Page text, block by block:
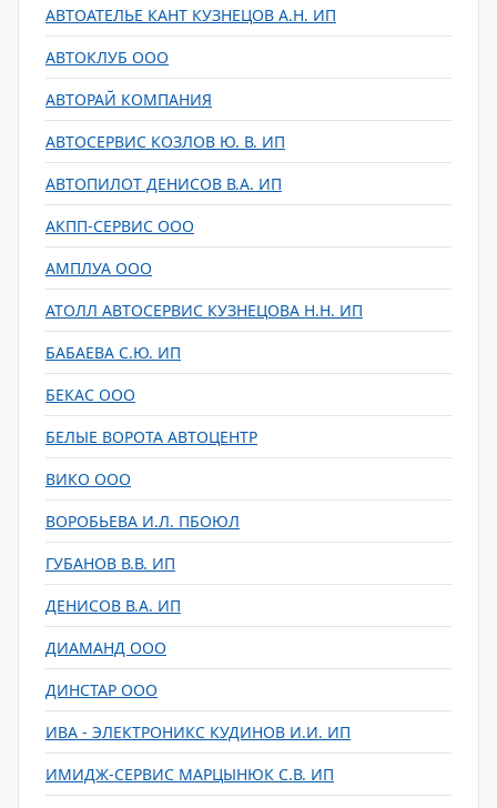
АВТОАТЕЛЬЕ КАНТ КУЗНЕЦОВ А.Н. ИП
АВТОКЛУБ ООО
АВТОРАЙ КОМПАНИЯ
АВТОСЕРВИС КОЗЛОВ Ю. В. ИП
АВТОПИЛОТ ДЕНИСОВ В.А. ИП
АКПП-СЕРВИС ООО
АМПЛУА ООО
АТОЛЛ АВТОСЕРВИС КУЗНЕЦОВА Н.Н. ИП
БАБАЕВА С.Ю. ИП
БЕКАС ООО
БЕЛЫЕ ВОРОТА АВТОЦЕНТР
ВИКО ООО
ВОРОБЬЕВА И.Л. ПБОЮЛ
ГУБАНОВ В.В. ИП
ДЕНИСОВ В.А. ИП
ДИАМАНД ООО
ДИНСТАР ООО
ИВА - ЭЛЕКТРОНИКС КУДИНОВ И.И. ИП
ИМИДЖ-СЕРВИС МАРЦЫНЮК С.В. ИП